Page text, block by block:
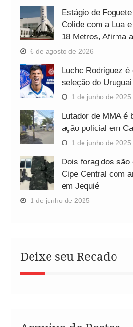
Estágio de
Colide com a Lua
18 Metros, Afirma
6 de agosto de 2026
Lucho Rodriguez é
seleção do Uruguai
1 de junho de 2025
Lutador de MMA é
ação policial em
1 de junho de 2025
Dois foragidos são
Cipe Central com
em Jequié
1 de junho de 2025
Deixe seu Recado